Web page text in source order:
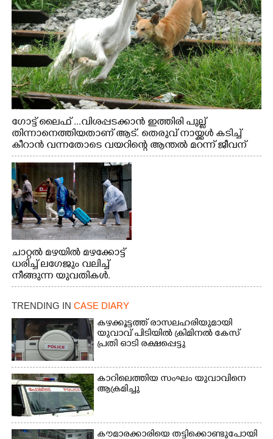
ഗോട്ട് ലൈഫ് ...വിശപ്പടക്കാൻ ഇത്തിരി പുല്ല്
തിന്നാനെത്തിയതാണ് ആട്. തെരുവ് നായ്ക്കൾ കടിച്ച്
കീറാൻ വന്നതോടെ വയറിന്റെ ആന്തൽ മറന്ന് ജീവന്
വേണ്ടിയായി ഓട്ടം. എറണാകുളം വാത്തുരുത്തിയിൽ
നിന്നുള്ള കാഴ്ച
ചാറ്റൽ മഴയിൽ മഴക്കോട്ട്
ധരിച്ച് ലഗേജും വലിച്ച്
നീങ്ങുന്ന യുവതികൾ.
എറണാകുളം മേനകയിൽ
നിന്നുള്ള കാഴ്ച
TRENDING IN CASE DIARY
കഴക്കൂട്ടത്ത് രാസലഹരിയുമായി
യുവാവ് പിടിയിൽ ക്രിമിനൽ കേസ്
പ്രതി ഓടി രക്ഷപ്പെട്ടു
കാറിലെത്തിയ സംഘം യുവാവിനെ
ആക്രമിച്ചു
കൗമാരക്കാരിയെ തട്ടിക്കൊണ്ടുപോയി